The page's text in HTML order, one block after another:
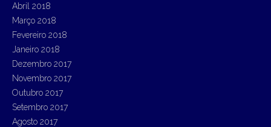
Abril 2018
Março 2018
Fevereiro 2018
Janeiro 2018
Dezembro 2017
Novembro 2017
Outubro 2017
Setembro 2017
Agosto 2017